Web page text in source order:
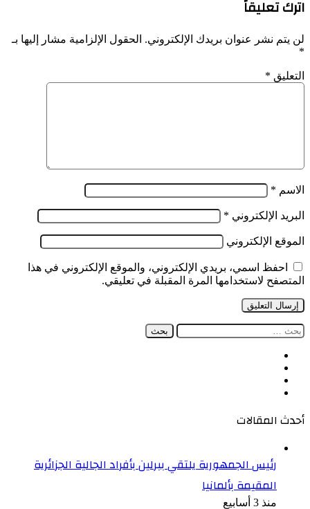
على
من
أعضاء
حول
للشعب
الفلسطيني
اترك تعليقاً
لن يتم نشر عنوان بريدك الإلكتروني. الحقول الإلزامية مشار إليها بـ
*
التعليق *
الاسم *
البريد الإلكتروني *
الموقع الإلكتروني
احفظ اسمي، بريدي الإلكتروني، والموقع الإلكتروني في هذا
المتصفح لاستخدامها المرة المقبلة في تعليقي.
البحث
أحدث المقالات
رئيس الجمهورية يلتقي ببرلين بأفراد الجالية الجزائرية
المقيمة بألمانيا
منذ 3 أسابيع